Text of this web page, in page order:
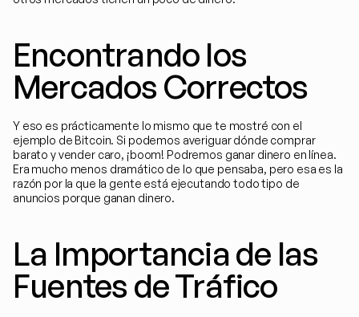
Encontrando los
Mercados Correctos
Y eso es prácticamente lo mismo que te mostré con el
ejemplo de Bitcoin. Si podemos averiguar dónde comprar
barato y vender caro, ¡boom! Podremos ganar dinero en línea.
Era mucho menos dramático de lo que pensaba, pero esa es la
razón por la que la gente está ejecutando todo tipo de
anuncios porque ganan dinero.
La Importancia de las
Fuentes de Tráfico